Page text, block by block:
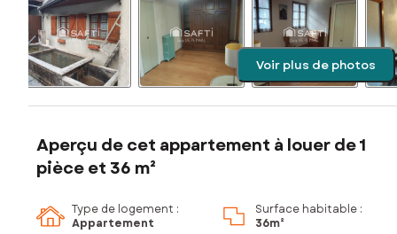
Voir plus de photos
Aperçu de cet appartement à louer de 1
pièce et 36 m²
Type de logement :
Appartement
Surface habitable :
36m²